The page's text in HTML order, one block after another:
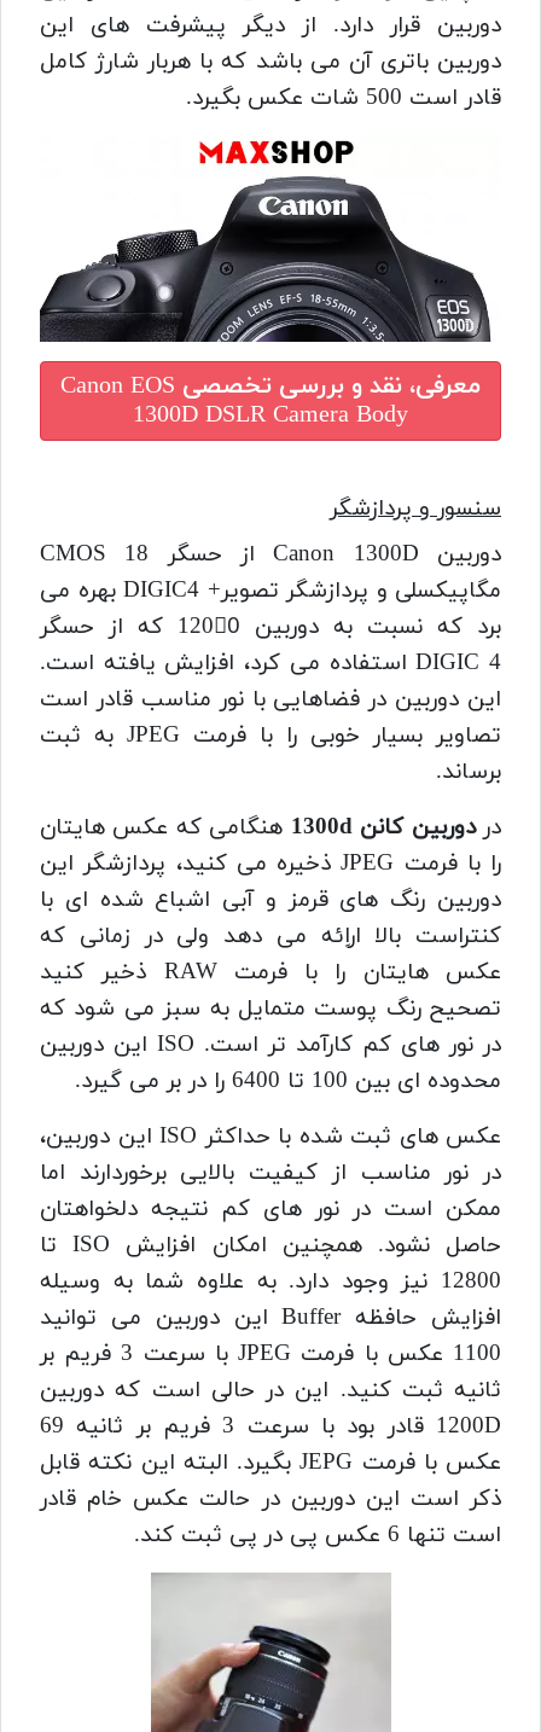
دوربین قرار دارد. از دیگر پیشرفت های این
دوربین باتری آن می باشد که با هربار شارژ کامل
قادر است 500 شات عکس بگیرد.
معرفی، نقد و بررسی تخصصی Canon EOS
1300D DSLR Camera Body
سنسور و پردازشگر
دوربین Canon 1300D از حسگر CMOS 18
مگاپیکسلی و پردازشگر تصویر+ DIGIC4 بهره می
برد که نسبت به دوربین 1200ِ که از حسگر
DIGIC 4 استفاده می کرد، افزایش یافته است.
این دوربین در فضاهایی با نور مناسب قادر است
تصاویر بسیار خوبی را با فرمت JPEG به ثبت
برساند.
دردوربین کانن 1300d
هنگامی که عکس هایتان
را با فرمت JPEG ذخیره می کنید، پردازشگر این
دوربین رنگ های قرمز و آبی اشباع شده ای با
کنتراست بالا اراِئه می دهد ولی در زمانی که
عکس هایتان را با فرمت RAW ذخیر کنید
تصحیح رنگ پوست متمایل به سبز می شود که
در نور های کم کارآمد تر است. ISO این دوربین
محدوده ای بین 100 تا 6400 را در بر می گیرد.
عکس های ثبت شده با حداکثر ISO این دوربین،
در نور مناسب از کیفیت بالایی برخوردارند اما
ممکن است در نور های کم نتیجه دلخواهتان
حاصل نشود. همچنین امکان افزایش ISO تا
12800 نیز وجود دارد. به علاوه شما به وسیله
افزایش حافظه Buffer این دوربین می توانید
1100 عکس با فرمت JPEG با سرعت 3 فریم بر
ثانیه ثبت کنید. این در حالی است که دوربین
1200D قادر بود با سرعت 3 فریم بر ثانیه 69
عکس با فرمت JEPG بگیرد. البته این نکته قابل
ذکر است این دوربین در حالت عکس خام قادر
است تنها 6 عکس پی در پی ثبت کند.